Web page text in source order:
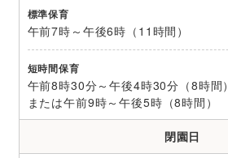
標準保育
午前7時～午後6時（11時間）
短時間保育
午前8時30分～午後4時30分（8時間）
または午前9時～午後5時（8時間）
閉園日